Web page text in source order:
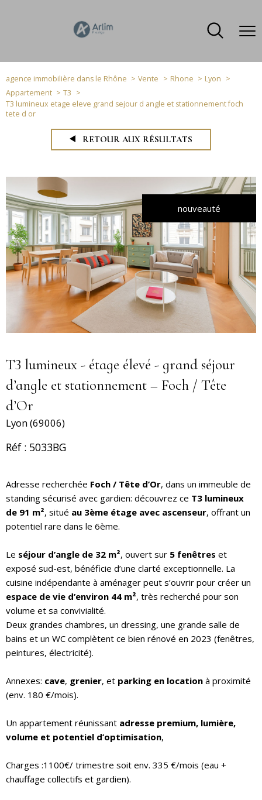
agence immobilière dans le Rhône Vente Rhone
Lyon
Appartement
T3
T3 lumineux etage eleve grand sejour d angle et stationnement foch
tete d or
RETOUR AUX RÉSULTATS
nouveauté
T3 lumineux - étage élevé - grand séjour
d’angle et stationnement – Foch / Tête
d’Or
Lyon (69006)
Réf : 5033BG
Adresse recherchée Foch / Tête d’Or, dans un immeuble de
standing sécurisé avec gardien: découvrez ce T3 lumineux
de 91 m², situé au 3ème étage avec ascenseur, offrant un
potentiel rare dans le 6ème.
Le séjour d’angle de 32 m², ouvert sur 5 fenêtres et
exposé sud-est, bénéficie d’une clarté exceptionnelle. La
cuisine indépendante à aménager peut s’ouvrir pour créer un
espace de vie d’environ 44 m², très recherché pour son
volume et sa convivialité.
Deux grandes chambres, un dressing, une grande salle de
bains et un WC complètent ce bien rénové en 2023 (fenêtres,
peintures, électricité).
Annexes: cave, grenier, et parking en location à proximité
(env. 180 €/mois).
Un appartement réunissant adresse premium, lumière,
volume et potentiel d’optimisation,
Charges :1100€/ trimestre soit env. 335 €/mois (eau +
chauffage collectifs et gardien).